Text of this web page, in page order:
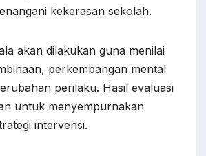
kekerasan sekolah.
akan dilakukan guna menilai
perkembangan mental
perilaku. Hasil evaluasi
untuk menyempurnakan
intervensi.